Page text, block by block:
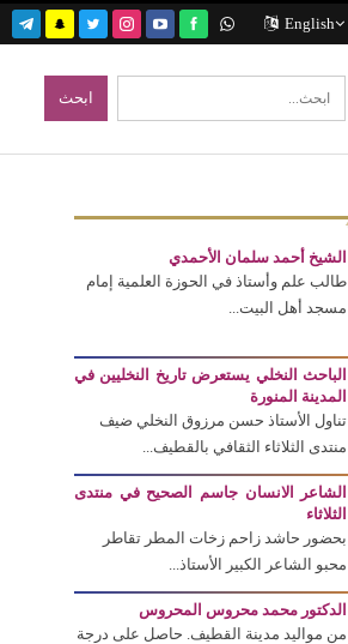
English
الشيخ أحمد سلمان الأحمدي
طالب علم وأستاذ في الحوزة العلمية إمام
مسجد أهل البيت...
الباحث النخلي يستعرض تاريخ النخليين في
المدينة المنورة
تناول الأستاذ حسن مرزوق النخلي ضيف
منتدى الثلاثاء الثقافي بالقطيف...
الشاعر الانسان جاسم الصحيح في منتدى
الثلاثاء
بحضور حاشد زاحم زخات المطر تقاطر
محبو الشاعر الكبير الأستاذ...
الدكتور محمد محروس المحروس
من مواليد مدينة القطيف. حاصل على درجة